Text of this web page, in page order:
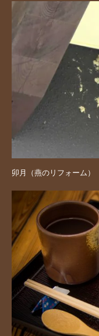
卯月（燕のリフォーム）